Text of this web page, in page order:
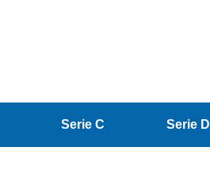
Serie C Serie D